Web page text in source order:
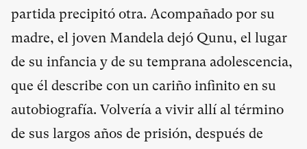
partida precipitó otra. Acompañado por su
madre, el joven Mandela dejó Qunu, el lugar
de su infancia y de su temprana adolescencia,
que él describe con un cariño infinito en su
autobiografía. Volvería a vivir allí al término
de sus largos años de prisión, después de